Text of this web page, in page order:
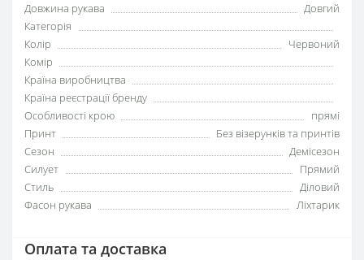
Довжина рукава
Довгий
Категорія
Колір
Червоний
Комір
Країна виробництва
Країна реєстрації бренду
Особливості крою
прямі
Принт
Без візерунків та принтів
Сезон
Демісезон
Силует
Прямий
Стиль
Діловий
Фасон рукава
Ліхтарик
Оплата та доставка